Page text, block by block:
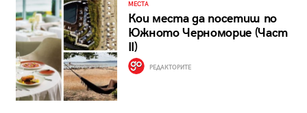
МЕСТА
Кои места да посетиш по
Южното Черноморие (Част
II)
РЕДАКТОРИТЕ